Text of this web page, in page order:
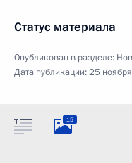
Статус материала
Опубликован в разделе:
Дата публикации:25
15